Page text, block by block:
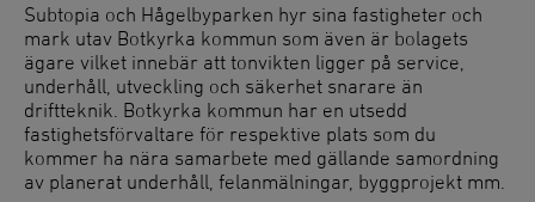
Subtopia och Hågelbyparken hyr sina fastigheter och
mark utav Botkyrka kommun som även är bolagets
ägare vilket innebär att tonvikten ligger på service,
underhåll, utveckling och säkerhet snarare än
driftteknik. Botkyrka kommun har en utsedd
fastighetsförvaltare för respektive plats som du
kommer ha nära samarbete med gällande samordning
av planerat underhåll, felanmälningar, byggprojekt mm.